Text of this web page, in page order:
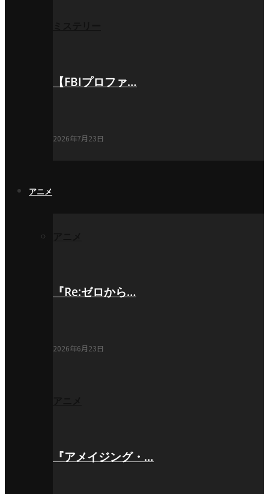
【FBIプロファ…
2026年7月23日
アニメ
『Re:ゼロから…
2026年6月23日
『アメイジング・…